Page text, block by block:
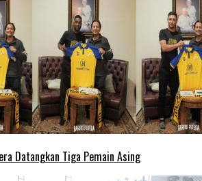
Datangkan Tiga Pemain Asing